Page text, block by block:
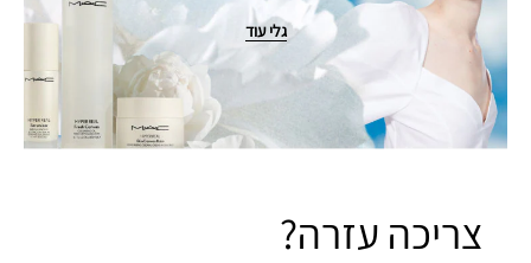
גלי עוד
צריכה עזרה?